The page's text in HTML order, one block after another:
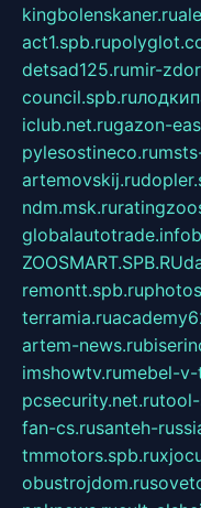
kingbolenskaner.ru
act1.spb.ru
detsad125.rumir-
council.spb.ru
iclub.net.rugazon-
pylesostineco.ru
artemovskij.ru
ndm.msk.ru
globalautotrade.info
ZOOSMART.SPB.RU
remontt.spb.ru
terramia.ru
artem-news.ru
imshowtv.rumebel-v-
pcsecurity.net.rutool-
fan-cs.rusanteh-
tmmotors.spb.ru
obustrojdom.ru